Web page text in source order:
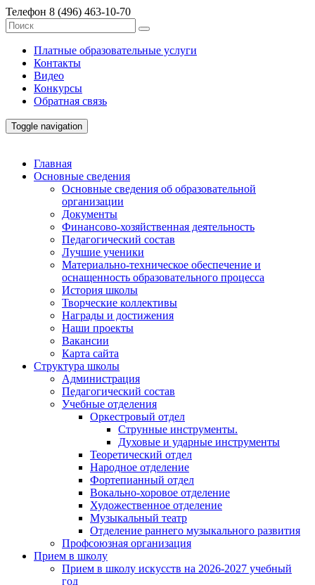
Телефон 8 (496) 463-10-70
Платные образовательные услуги
Контакты
Видео
Конкурсы
Обратная связь
Toggle navigation
Главная
Основные сведения
Основные сведения об образовательной
организации
Документы
Финансово-хозяйственная деятельность
Педагогический состав
Лучшие ученики
Материально-техническое обеспечение и
оснащенность образовательного процесса
История школы
Творческие коллективы
Награды и достижения
Наши проекты
Вакансии
Карта сайта
Структура школы
Администрация
Педагогический состав
Учебные отделения
Оркестровый отдел
Струнные инструменты.
Духовые и ударные инструменты
Теоретический отдел
Народное отделение
Фортепианный отдел
Вокально-хоровое отделение
Художественное отделение
Музыкальный театр
Отделение раннего музыкального развития
Профсоюзная организация
Прием в школу
Прием в школу искусств на 2026-2027 учебный
год